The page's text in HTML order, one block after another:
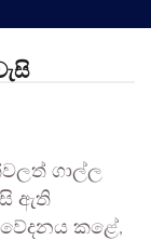
ගාල්ල
ඇති
කළේ,